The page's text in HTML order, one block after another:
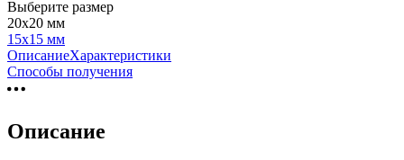
Выберите размер
20х20 мм
15х15 мм
ОписаниеХарактеристики
Способы получения
Описание